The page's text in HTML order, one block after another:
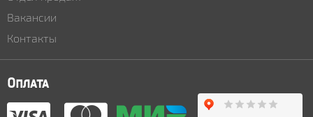
Вакансии
Контакты
Оплата